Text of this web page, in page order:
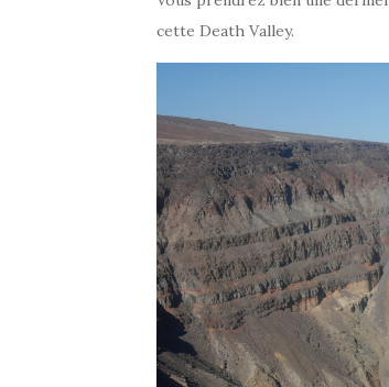
cette Death Valley.